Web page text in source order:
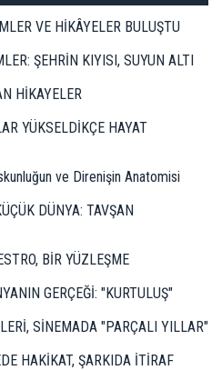
VE HİKÂYELER BULUŞTU
ŞEHRİN KIYISI, SUYUN ALTI
HİKAYELER
YÜKSELDİKÇE HAYAT
ve Direnişin Anatomisi
DÜNYA: TAVŞAN
BİR YÜZLEŞME
GERÇEĞİ: "KURTULUŞ"
SİNEMADA "PARÇALI YILLAR"
HAKİKAT, ŞARKIDA İTİRAF